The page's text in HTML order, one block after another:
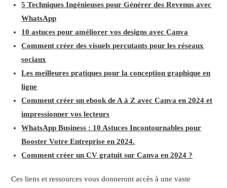
5 Techniques Ingénieuses pour Générer des Revenus avec
WhatsApp
10 astuces pour améliorer vos designs avec Canva
Comment créer des visuels percutants pour les réseaux
sociaux
Les meilleures pratiques pour la conception graphique en
ligne
Comment créer un ebook de A à Z avec Canva en 2024 et
impressionner vos lecteurs
WhatsApp Business : 10 Astuces Incontournables pour
Booster Votre Entreprise en 2024.
Comment créer un CV gratuit sur Canva en 2024 ?
Ces liens et ressources vous donneront accès à une vaste